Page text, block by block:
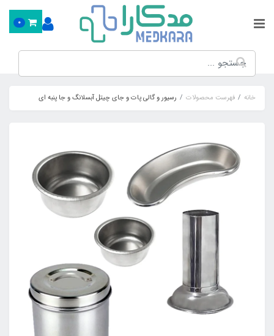
0
خانه فهرست محصولات رسیور و گالی پات و جای چیتل آبسلانگ و جا پنبه ای